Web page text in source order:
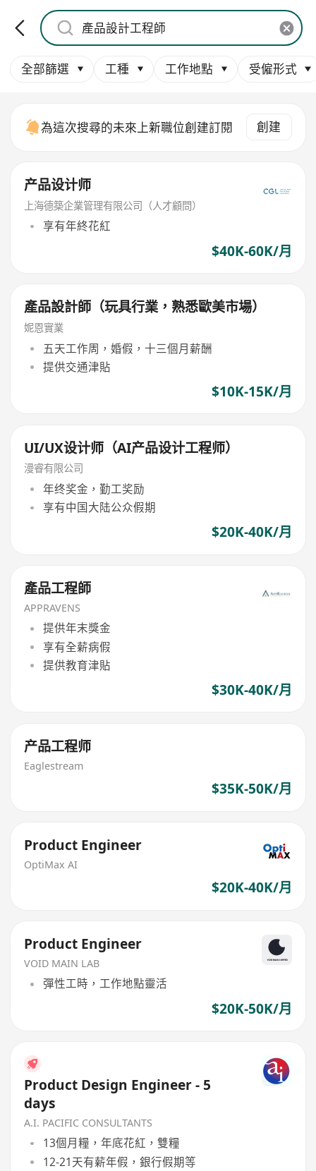
全部篩選 工種 工作地點 受僱形式
為這次搜尋的未來上新職位創建訂閱 創建
产品设计师
上海德築企業管理有限公司（人才顧問）
享有年終花紅
$40K-60K/月
產品設計師（玩具行業，熟悉歐美市場）
妮恩實業
五天工作周，婚假，十三個月薪酬
提供交通津貼
$10K-15K/月
UI/UX设计师（AI产品设计工程师）
漫睿有限公司
年终奖金，勤工奖励
享有中国大陆公众假期
$20K-40K/月
產品工程師
APPRAVENS
提供年末獎金
享有全薪病假
提供教育津貼
$30K-40K/月
产品工程师
Eaglestream
$35K-50K/月
Product Engineer
OptiMax AI
$20K-40K/月
Product Engineer
VOID MAIN LAB
彈性工時，工作地點靈活
$20K-50K/月
Product Design Engineer - 5
days
A.I. PACIFIC CONSULTANTS
13個月糧，年底花紅，雙糧
12-21天有薪年假，銀行假期等